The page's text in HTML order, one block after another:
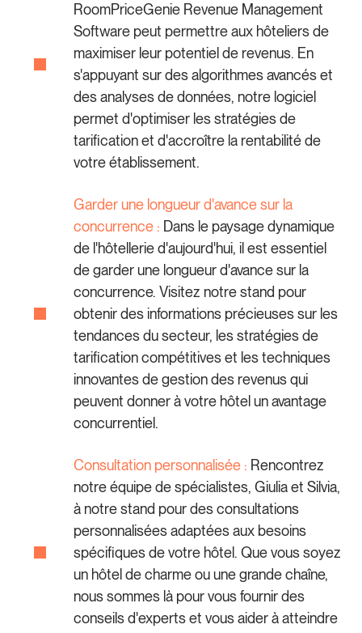
RoomPriceGenie Revenue Management
Software peut permettre aux hôteliers de
maximiser leur potentiel de revenus. En
s'appuyant sur des algorithmes avancés et
des analyses de données, notre logiciel
permet d'optimiser les stratégies de
tarification et d'accroître la rentabilité de
votre établissement.
Garder une longueur d'avance sur la
concurrence : Dans le paysage dynamique
de l'hôtellerie d'aujourd'hui, il est essentiel
de garder une longueur d'avance sur la
concurrence. Visitez notre stand pour
obtenir des informations précieuses sur les
tendances du secteur, les stratégies de
tarification compétitives et les techniques
innovantes de gestion des revenus qui
peuvent donner à votre hôtel un avantage
concurrentiel.
Consultation personnalisée : Rencontrez
notre équipe de spécialistes, Giulia et Silvia,
à notre stand pour des consultations
personnalisées adaptées aux besoins
spécifiques de votre hôtel. Que vous soyez
un hôtel de charme ou une grande chaîne,
nous sommes là pour vous fournir des
conseils d'experts et vous aider à atteindre